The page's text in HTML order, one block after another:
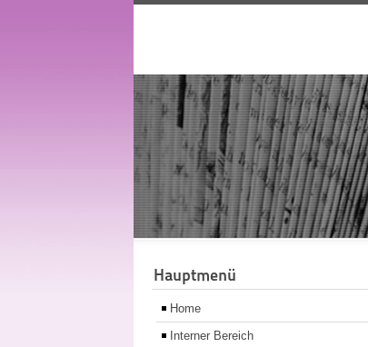
Hauptmenü
Home
Interner Bereich